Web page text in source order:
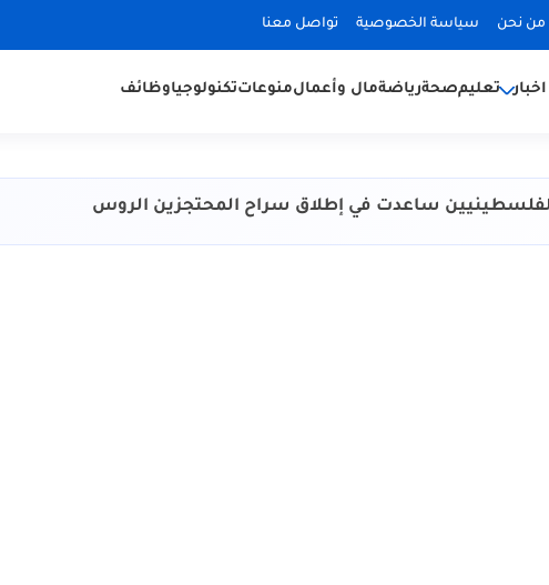
من نحن سياسة الخصوصية تواصل معنا
اخبار تعليمصحةرياضةمال وأعمالمنوعاتتكنولوجياوظائف
ساعدت في إطلاق سراح المحتجزين الروس